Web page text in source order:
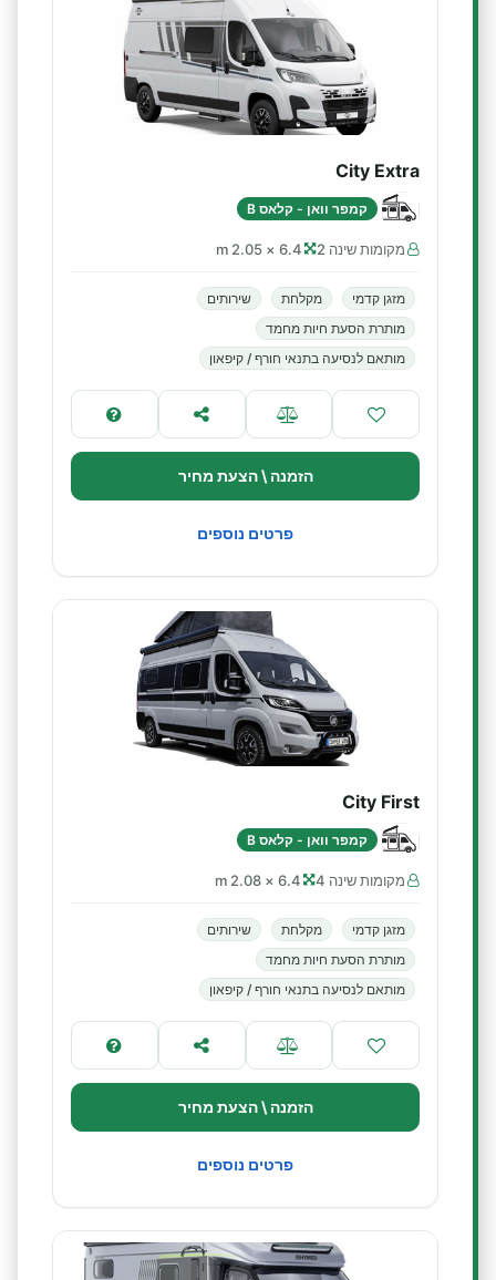
City Extra
קמפר וואן - קלאס B
מקומות שינה 2 6.4 × 2.05 m
מזגן קדמי מקלחת
שירותים
מותרת הסעת חיות מחמד
מותאם לנסיעה בתנאי חורף / קיפאון
הזמנה \ הצעת מחיר
פרטים נוספים
City First
קמפר וואן - קלאס B
מקומות שינה 4 6.4 × 2.08 m
מזגן קדמי מקלחת
שירותים
מותרת הסעת חיות מחמד
מותאם לנסיעה בתנאי חורף / קיפאון
הזמנה \ הצעת מחיר
פרטים נוספים